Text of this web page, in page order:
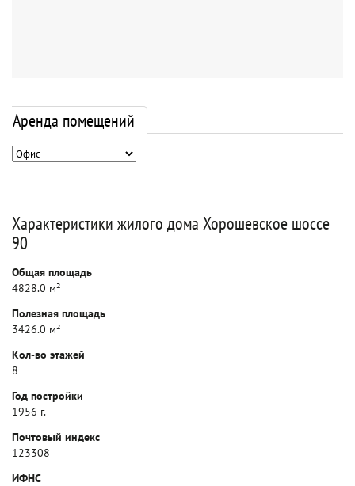
Аренда помещений
Характеристики жилого дома Хорошевское шоссе
90
Общая площадь
4828.0 м²
Полезная площадь
3426.0 м²
Кол-во этажей
8
Год постройки
1956 г.
Почтовый индекс
123308
ИФНС